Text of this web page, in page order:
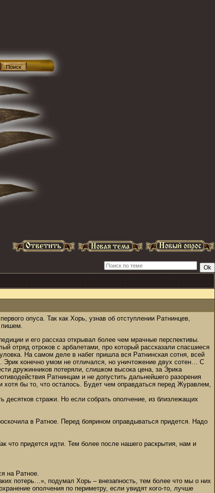
опуса. Так как Хорь, узнав об отступлении Ратнинцев,
пишем.
и его рассказ открывал более чем мрачные перспективы.
отряд отроков с арбалетами, про который рассказали спасшиеся
На самом деле в набег пришла вся Ратнинская сотня, всей
конечно умом не отличался, но уничтожение двух сотен… С
дружинников потеряли, слишком высока цена, за Эрика
Ратнинцам и не допустить дальнейшего разорения
хотя бы то, что осталось. Будет чем оправдаться перед Журавлем,
десятков стражи. Но если собрать ополчение, из близлежащих
в Ратное. Перед боярином оправдываться придется. Надо
что придется идти. Тем более после нашего раскрытия, нам и
на Ратное.
потерь…», подумал Хорь – внезапность, тем более что мы о них
ополчения по периметру, если увидят кого-то, лучше